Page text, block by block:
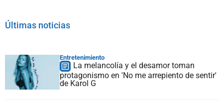
Últimas noticias
Entretenimiento
La melancolía y el desamor toman
protagonismo en 'No me arrepiento de sentir'
de Karol G